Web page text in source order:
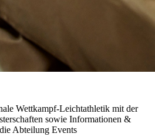
Wettkampf-Leichtathletik mit der
sowie Informationen &
Abteilung Events